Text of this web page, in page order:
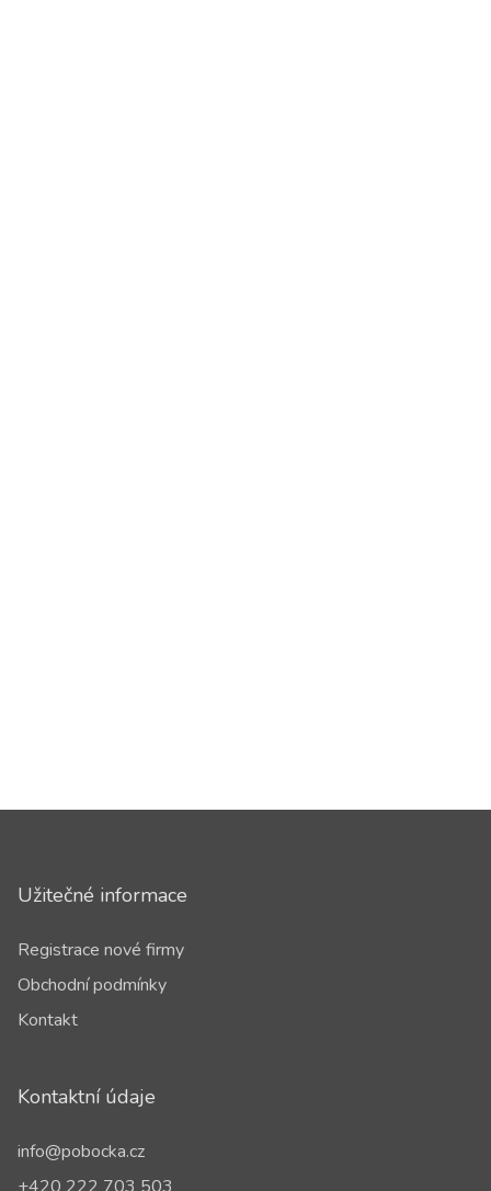
Užitečné informace
Registrace nové firmy
Obchodní podmínky
Kontakt
Kontaktní údaje
info@pobocka.cz